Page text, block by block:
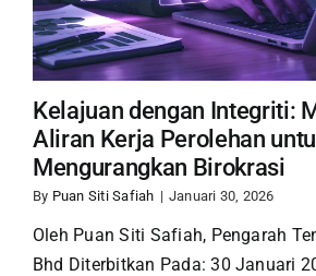
Kelajuan dengan Integriti:
Aliran Kerja Perolehan
Mengurangkan Birokrasi
By Puan Siti Safiah | Januari 30, 2026
Oleh Puan Siti Safiah, Pengarah
Bhd Diterbitkan Pada: 30 Januari